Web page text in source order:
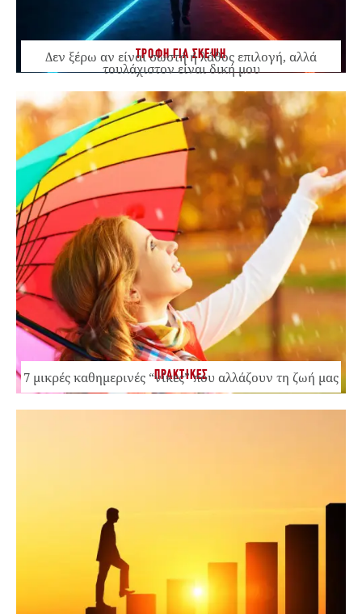
ΤΡΟΦΗ ΓΙΑ ΣΚΕΨΗ
Δεν ξέρω αν είναι σωστή ή λάθος επιλογή, αλλά
τουλάχιστον είναι δική μου
ΠΡΑΚΤΙΚΕΣ
7 μικρές καθημερινές “νίκες” που αλλάζουν τη ζωή μας